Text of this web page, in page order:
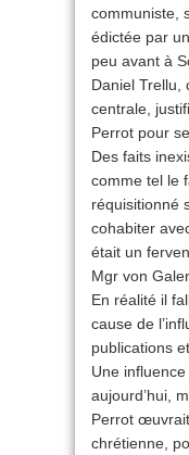
communiste,
édictée par
peu avant à
Daniel Trellu,
centrale,
Perrot pour
Des faits
comme tel le
réquisitionné
cohabiter
était un
Mgr von
En réalité il
cause de
publications
Une
aujourd’hui,
Perrot
chrétienne,